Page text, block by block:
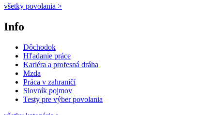
všetky povolania >
Info
Dôchodok
Hľadanie práce
Kariéra a profesná dráha
Mzda
Práca v zahraničí
Slovník pojmov
Testy pre výber povolania